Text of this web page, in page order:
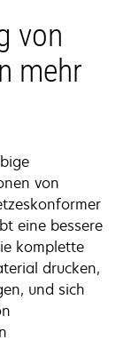
von
mehr
von
eine bessere
komplette
drucken,
und sich